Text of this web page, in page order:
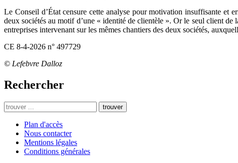
Le Conseil d’État censure cette analyse pour motivation insuffisante et
deux sociétés au motif d’une « identité de clientèle ». Or le seul client
entreprises intervenant sur les mêmes chantiers des deux sociétés,
CE 8-4-2026 n° 497729
© Lefebvre Dalloz
Rechercher
trouver
Plan d'accès
Nous contacter
Mentions légales
Conditions générales